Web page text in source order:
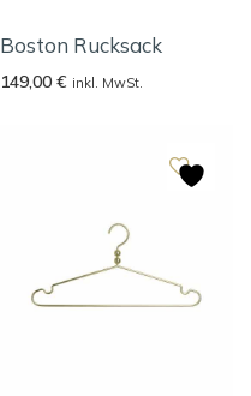
Boston Rucksack
149,00 € inkl. MwSt.